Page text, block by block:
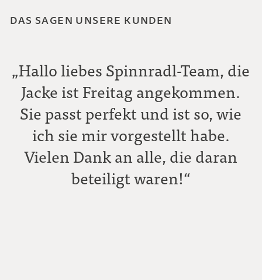
DAS SAGEN UNSERE KUNDEN
„Hallo liebes Spinnradl-Team, die
Jacke ist Freitag angekommen.
Sie passt perfekt und ist so, wie
ich sie mir vorgestellt habe.
Vielen Dank an alle, die daran
beteiligt waren!“